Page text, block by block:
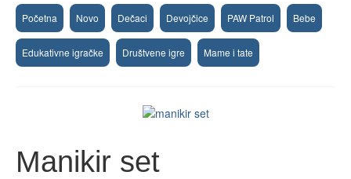
Početna Novo Dečaci Devojčice PAW Patrol Bebe
Edukativne igračke Društvene igre Mame i tate
Manikir set